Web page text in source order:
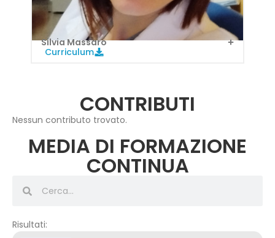
Silvia Massaro
Curriculum
CONTRIBUTI
Nessun contributo trovato.
MEDIA DI FORMAZIONE
CONTINUA
Risultati: